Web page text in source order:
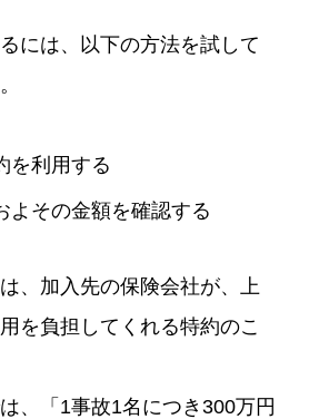
には、以下の方法を試して
を利用する
よその金額を確認する
、加入先の保険会社が、上
を負担してくれる特約のこ
、「1事故1名につき300万円